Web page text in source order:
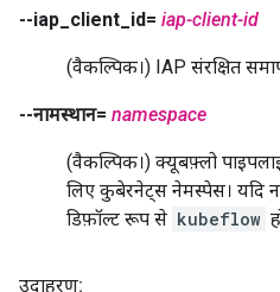
--iap_client_id= iap-client-id
(वैकल्पिक।) IAP संरक्षित
--नामस्थान= namespace
(वैकल्पिक।) क्यूबफ़्लो
लिए कुबेरनेट्स नेमस्पेस। यदि
डिफ़ॉल्ट रूप से kubeflow
उदाहरण: